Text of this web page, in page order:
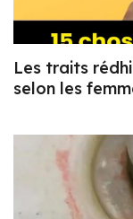
Les traits
selon les